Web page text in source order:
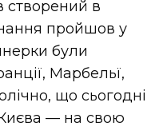
створений в
пройшов у
були
Марбельї,
що сьогодні
— на свою